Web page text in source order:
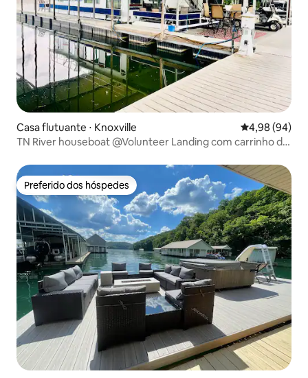
Casa flutuante ⋅ Knoxville 4,98 de uma
4,98 (94)
TN River houseboat @Volunteer Landing com carrinho de
Preferido dos hóspedes
Preferido dos hóspedes